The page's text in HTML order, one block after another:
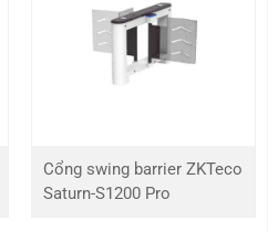
Cổng swing barrier ZKTeco
Saturn-S1200 Pro